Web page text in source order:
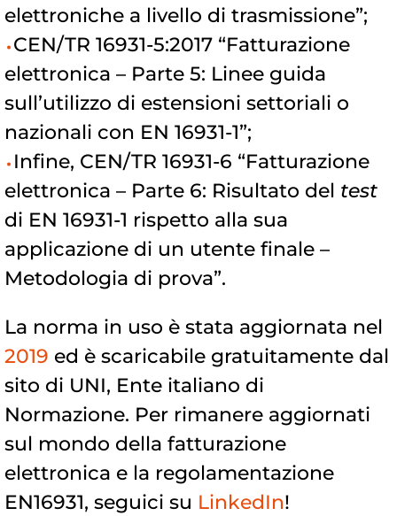
elettroniche a livello di trasmissione”;
CEN/TR 16931-5:2017 “Fatturazione
elettronica – Parte 5: Linee guida
sull’utilizzo di estensioni settoriali o
nazionali con EN 16931-1”;
Infine, CEN/TR 16931-6 “Fatturazione
elettronica – Parte 6: Risultato del test
di EN 16931-1 rispetto alla sua
applicazione di un utente finale –
Metodologia di prova”.
La norma in uso è stata aggiornata nel
2019 ed è scaricabile gratuitamente dal
sito di UNI, Ente italiano di
Normazione. Per rimanere aggiornati
sul mondo della fatturazione
elettronica e la regolamentazione
EN16931, seguici su LinkedIn!